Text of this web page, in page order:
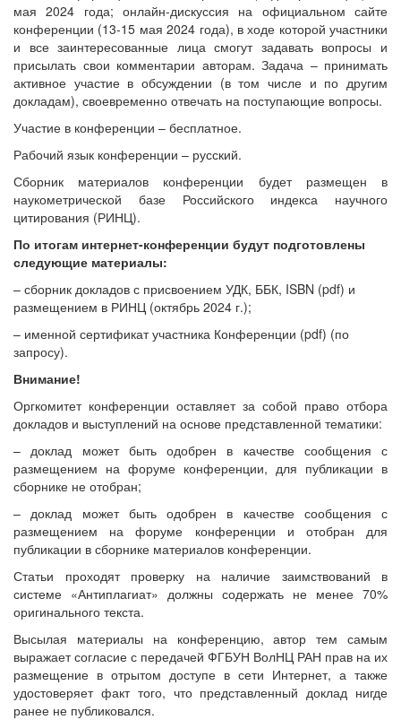
мая 2024 года; онлайн-дискуссия на официальном сайте
конференции (13-15 мая 2024 года), в ходе которой участники
и все заинтересованные лица смогут задавать вопросы и
присылать свои комментарии авторам. Задача – принимать
активное участие в обсуждении (в том числе и по другим
докладам), своевременно отвечать на поступающие вопросы.
Участие в конференции – бесплатное.
Рабочий язык конференции – русский.
Сборник материалов конференции будет размещен в
наукометрической базе Российского индекса научного
цитирования (РИНЦ).
По итогам интернет-конференции будут подготовлены
следующие материалы:
– сборник докладов с присвоением УДК, ББК, ISBN (pdf) и
размещением в РИНЦ (октябрь 2024 г.);
– именной сертификат участника Конференции (pdf) (по
запросу).
Внимание!
Оргкомитет конференции оставляет за собой право отбора
докладов и выступлений на основе представленной тематики:
– доклад может быть одобрен в качестве сообщения с
размещением на форуме конференции, для публикации в
сборнике не отобран;
– доклад может быть одобрен в качестве сообщения с
размещением на форуме конференции и отобран для
публикации в сборнике материалов конференции.
Статьи проходят проверку на наличие заимствований в
системе «Антиплагиат» должны содержать не менее 70%
оригинального текста.
Высылая материалы на конференцию, автор тем самым
выражает согласие с передачей ФГБУН ВолНЦ РАН прав на их
размещение в отрытом доступе в сети Интернет, а также
удостоверяет факт того, что представленный доклад нигде
ранее не публиковался.